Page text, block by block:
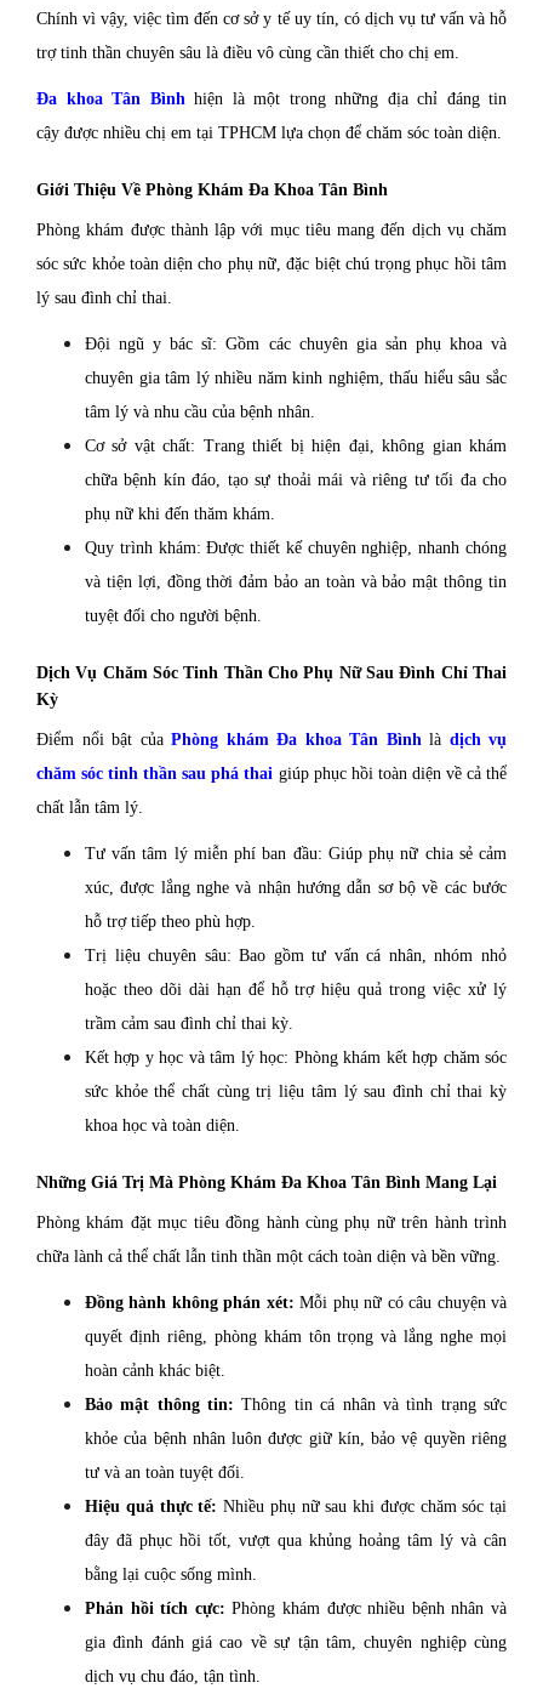
Chính vì vậy, việc tìm đến cơ sở y tế uy tín, có dịch vụ tư vấn và hỗ
trợ tinh thần chuyên sâu là điều vô cùng cần thiết cho chị em.
Đa khoa Tân Bình hiện là một trong những địa chỉ đáng tin
cậy được nhiều chị em tại TPHCM lựa chọn để chăm sóc toàn diện.
Giới Thiệu Về Phòng Khám Đa Khoa Tân Bình
Phòng khám được thành lập với mục tiêu mang đến dịch vụ chăm
sóc sức khỏe toàn diện cho phụ nữ, đặc biệt chú trọng phục hồi tâm
lý sau đình chỉ thai.
Đội ngũ y bác sĩ: Gồm các chuyên gia sản phụ khoa và
chuyên gia tâm lý nhiều năm kinh nghiệm, thấu hiểu sâu sắc
tâm lý và nhu cầu của bệnh nhân.
Cơ sở vật chất: Trang thiết bị hiện đại, không gian khám
chữa bệnh kín đáo, tạo sự thoải mái và riêng tư tối đa cho
phụ nữ khi đến thăm khám.
Quy trình khám: Được thiết kế chuyên nghiệp, nhanh chóng
và tiện lợi, đồng thời đảm bảo an toàn và bảo mật thông tin
tuyệt đối cho người bệnh.
Dịch Vụ Chăm Sóc Tinh Thần Cho Phụ Nữ Sau Đình Chỉ Thai
Kỳ
Điểm nổi bật của Phòng khám Đa khoa Tân Bình là dịch vụ
chăm sóc tinh thần sau phá thai giúp phục hồi toàn diện về cả thể
chất lẫn tâm lý.
Tư vấn tâm lý miễn phí ban đầu: Giúp phụ nữ chia sẻ cảm
xúc, được lắng nghe và nhận hướng dẫn sơ bộ về các bước
hỗ trợ tiếp theo phù hợp.
Trị liệu chuyên sâu: Bao gồm tư vấn cá nhân, nhóm nhỏ
hoặc theo dõi dài hạn để hỗ trợ hiệu quả trong việc xử lý
trầm cảm sau đình chỉ thai kỳ.
Kết hợp y học và tâm lý học: Phòng khám kết hợp chăm sóc
sức khỏe thể chất cùng trị liệu tâm lý sau đình chỉ thai kỳ
khoa học và toàn diện.
Những Giá Trị Mà Phòng Khám Đa Khoa Tân Bình Mang Lại
Phòng khám đặt mục tiêu đồng hành cùng phụ nữ trên hành trình
chữa lành cả thể chất lẫn tinh thần một cách toàn diện và bền vững.
Đồng hành không phán xét: Mỗi phụ nữ có câu chuyện và
quyết định riêng, phòng khám tôn trọng và lắng nghe mọi
hoàn cảnh khác biệt.
Bảo mật thông tin: Thông tin cá nhân và tình trạng sức
khỏe của bệnh nhân luôn được giữ kín, bảo vệ quyền riêng
tư và an toàn tuyệt đối.
Hiệu quả thực tế: Nhiều phụ nữ sau khi được chăm sóc tại
đây đã phục hồi tốt, vượt qua khủng hoảng tâm lý và cân
bằng lại cuộc sống mình.
Phản hồi tích cực: Phòng khám được nhiều bệnh nhân và
gia đình đánh giá cao về sự tận tâm, chuyên nghiệp cùng
dịch vụ chu đáo, tận tình.